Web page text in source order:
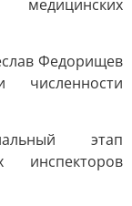
Федорищев
этап
инспекторов